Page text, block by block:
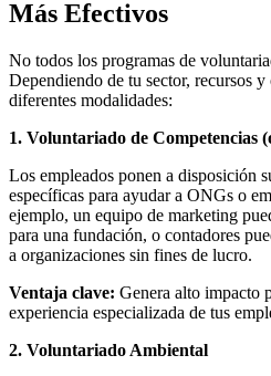
Más Efectivos
No todos los programas de
Dependiendo de tu sector, recursos
diferentes modalidades:
1. Voluntariado de Competencias
Los empleados ponen a disposición
específicas para ayudar a ONGs o
ejemplo, un equipo de marketing
para una fundación, o contadores
a organizaciones sin fines de lucro.
Ventaja clave: Genera alto impacto
experiencia especializada de tus
2. Voluntariado Ambiental